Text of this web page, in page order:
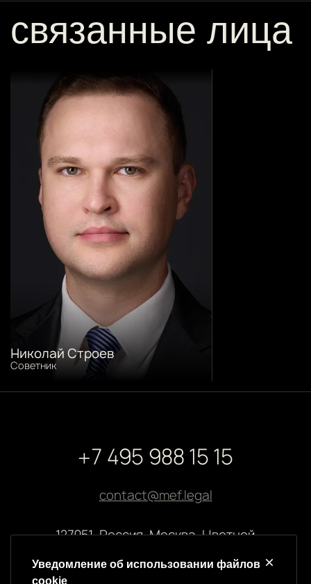
связанные лица
Николай Строев
Советник
+7 495 988 15 15
contact@mef.legal
127051, Россия, Москва, Цветной
Уведомление об использовании файлов
cookie